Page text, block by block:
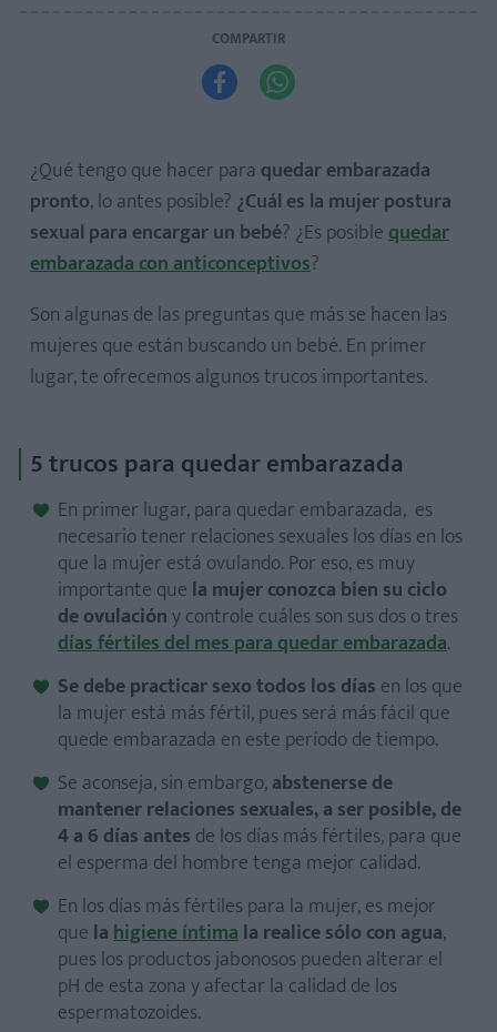
COMPARTIR
 
​¿Qué tengo que hacer para quedar embarazada
pronto, lo antes posible? ¿Cuál es la mujer postura
sexual para encargar un bebé? ¿Es posiblequedar
embarazada con anticonceptivos?
Son algunas de las preguntas que más se hacen las
mujeres que están buscando un bebé. En primer
lugar, te ofrecemos algunos trucos importantes.
5 trucos para quedar embarazada
En primer lugar, para quedar embarazada, es
necesario tener relaciones sexuales los días en los
que la mujer está ovulando. Por eso, es muy
importante que la mujer conozca bien su ciclo
de ovulacióny controle cuáles son sus dos o tres
días fértiles del mes para quedar embarazada.
Se debe practicar sexo todos los días en los que
la mujer está más fértil, pues será más fácil que
quede embarazada en este período de tiempo.
Se aconseja, sin embargo,abstenerse de
mantener relaciones sexuales, a ser posible, de
4 a 6 días antes de los días más fértiles, para que
el esperma del hombre tenga mejor calidad.
En los días más fértiles para la mujer, es mejor
que lahigiene íntimala realice sólo con agua,
pues los productos jabonosos pueden alterar el
pH de esta zona y afectar la calidad de los
espermatozoides.